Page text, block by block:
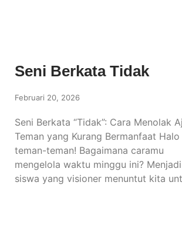
Seni Berkata Tidak
Februari 20, 2026
Seni Berkata “Tidak”: Cara Menolak
Teman yang Kurang Bermanfaat Halo
teman-teman! Bagaimana caramu
mengelola waktu minggu ini? Menjadi
siswa yang visioner menuntut kita